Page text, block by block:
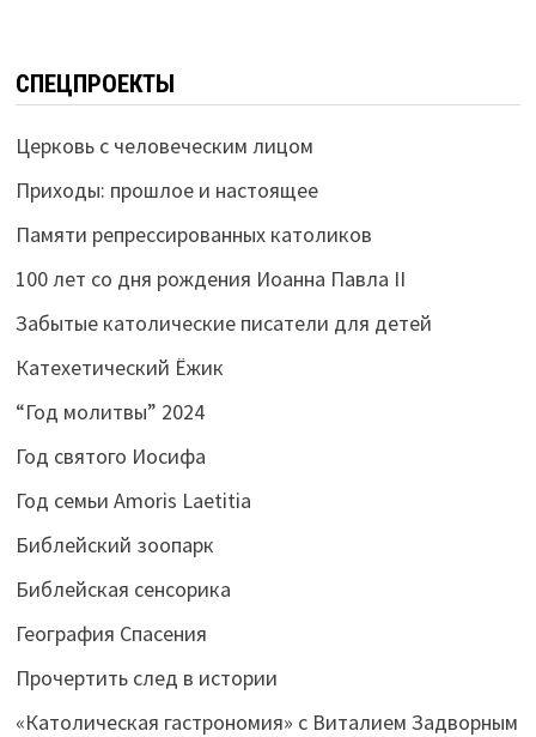
СПЕЦПРОЕКТЫ
Церковь с человеческим лицом
Приходы: прошлое и настоящее
Памяти репрессированных католиков
100 лет со дня рождения Иоанна Павла II
Забытые католические писатели для детей
Катехетический Ёжик
“Год молитвы” 2024
Год святого Иосифа
Год семьи Amoris Laetitia
Библейский зоопарк
Библейская сенсорика
География Спасения
Прочертить след в истории
«Католическая гастрономия» с Виталием Задворным